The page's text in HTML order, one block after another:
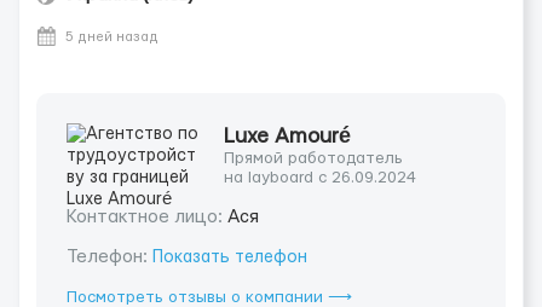
5 дней назад
Luxe Amouré
Прямой работодатель
на layboard с 26.09.2024
Контактное лицо: Ася
Телефон: Показать телефон
Посмотреть отзывы о компании ⟶